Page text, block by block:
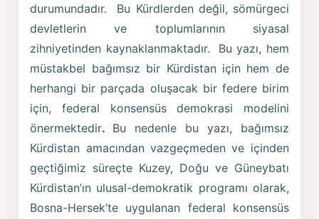
durumundadır. Bu Kürdlerden değil, sömürgeci
devletlerin ve toplumlarının siyasal
zihniyetinden kaynaklanmaktadır. Bu yazı, hem
müstakbel bağımsız bir Kürdistan için hem de
herhangi bir parçada oluşacak bir federe birim
için, federal konsensüs demokrasi modelini
önermektedir. Bu nedenle bu yazı, bağımsız
Kürdistan amacından vazgeçmeden ve içinden
geçtiğimiz süreçte Kuzey, Doğu ve Güneybatı
Kürdistan’ın ulusal-demokratik programı olarak,
Bosna-Hersek’te uygulanan federal konsensüs